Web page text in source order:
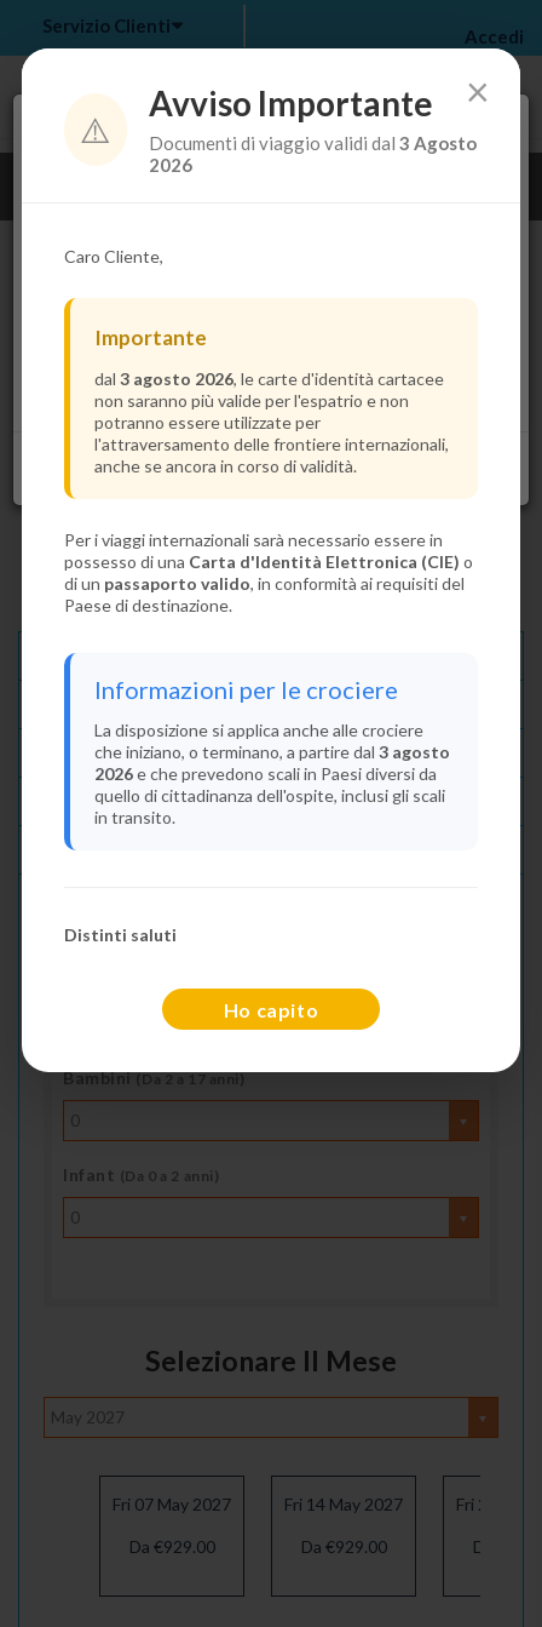
my bookings >
Servizio Clienti Accedi
Disponibilità
Condizioni
Recensioni
Indica il numero dei passeggeri
Bambini (Da 2 a 17 anni)
0
Infant (Da 0 a 2 anni)
0
Selezionare Il Mese
May 2027
Fri 07 May 2027
Da €929.00
Fri 14 May 2027
Da €929.00
Fri 21 May
Da
×
⚠️
Avviso Importante
Documenti di viaggio validi dal3 Agosto
2026
Caro Cliente,
Importante
dal 3 agosto 2026, le carte d'identità cartacee
non saranno più valide per l'espatrio e non
potranno essere utilizzate per
l'attraversamento delle frontiere internazionali,
anche se ancora in corso di validità.
Per i viaggi internazionali sarà necessario essere in
possesso di una Carta d'Identità Elettronica (CIE) o
di un passaporto valido, in conformità ai requisiti del
Paese di destinazione.
Informazioni per le crociere
La disposizione si applica anche alle crociere
che iniziano, o terminano, a partire dal 3 agosto
2026e che prevedono scali in Paesi diversi da
quello di cittadinanza dell'ospite, inclusi gli scali
in transito.
Distinti saluti
Ho capito
Tra pochi secondi troverai il prezzo più basso per la
tua crociera.